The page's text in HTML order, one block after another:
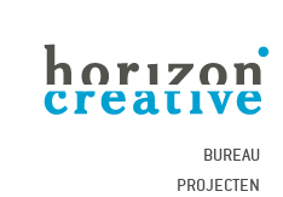
BUREAU
PROJECTEN